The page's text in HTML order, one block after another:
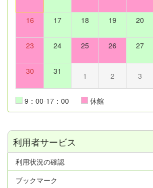
16 17 18 19 20
23 24 25 26 27
30 31 1 2 3
9：00-17：00 休館
利用者サービス
利用状況の確認
ブックマーク